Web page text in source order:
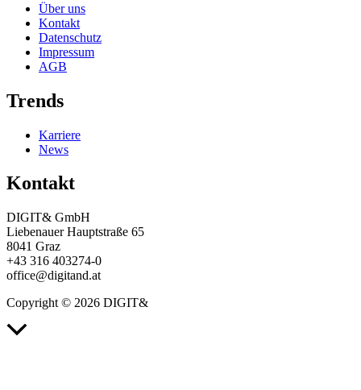
Über uns
Kontakt
Datenschutz
Impressum
AGB
Trends
Karriere
News
Kontakt
DIGIT& GmbH
Liebenauer Hauptstraße 65
8041 Graz
+43 316 403274-0
office@digitand.at
Copyright © 2026 DIGIT&